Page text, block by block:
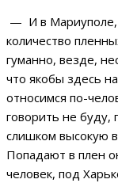
— И в Мариуполе,
количество
гуманно, везде,
что якобы здесь
относимся по-
говорить не буду,
слишком высокую
Попадают в плен
человек, под